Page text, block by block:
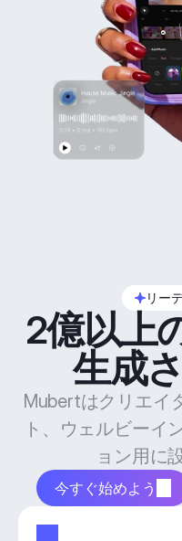
リー
2億以上
生成
Mubertはクリエイ
ト、ウェルビーイ
ョン用に
今すぐ始めよう